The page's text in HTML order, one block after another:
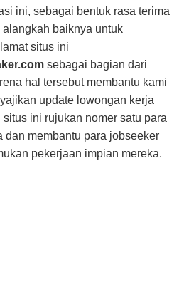
ini, sebagai bentuk rasa terima
baiknya untuk
situs ini
sebagai bagian dari
hal tersebut membantu kami
update lowongan kerja
ini rujukan nomer satu para
dan membantu para jobseeker
pekerjaan impian mereka.